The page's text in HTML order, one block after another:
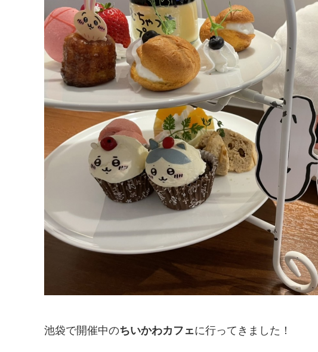
池袋で開催中のちいかわカフェに行ってきました！